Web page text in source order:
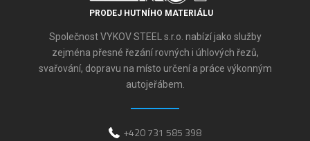
PRODEJ HUTNÍHO MATERIÁLU
Společnost VYKOV STEEL s.r.o. nabízí jako služby
zejména přesné řezání rovných i úhlových řezů,
svařování, dopravu na místo určení a práce výkonným
autojeřábem.
+420 731 585 398